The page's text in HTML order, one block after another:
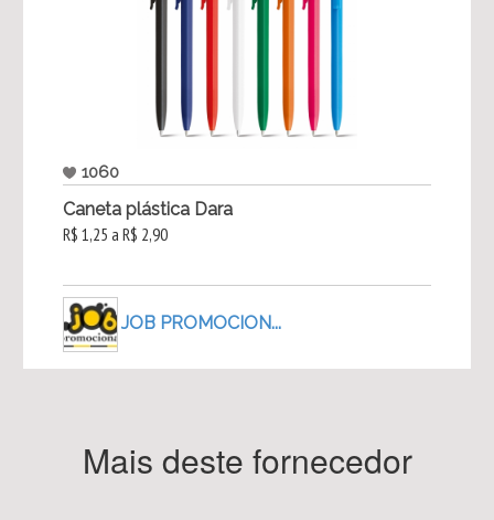
1060
Caneta plástica Dara
R$ 1,25 a R$ 2,90
JOB PROMOCION...
Mais deste fornecedor